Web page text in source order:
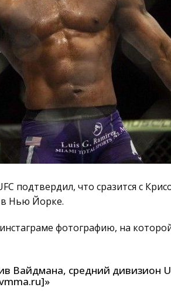
подтвердил, что сразится с
в Нью Йорке.
фотографию, на
Вайдмана, средний дивизион